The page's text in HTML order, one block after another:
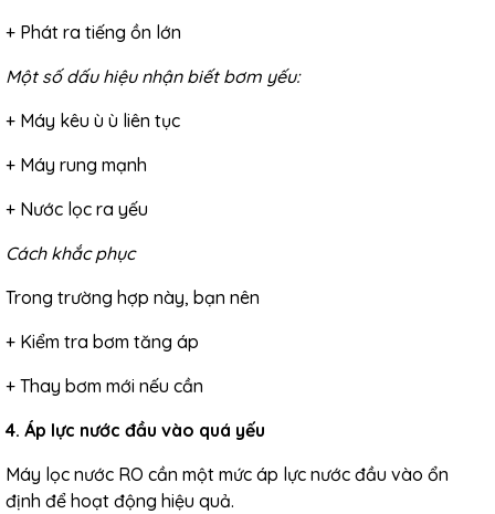
+ Phát ra tiếng ồn lớn
Một số dấu hiệu nhận biết bơm yếu:
+ Máy kêu ù ù liên tục
+ Máy rung mạnh
+ Nước lọc ra yếu
Cách khắc phục
Trong trường hợp này, bạn nên
+ Kiểm tra bơm tăng áp
+ Thay bơm mới nếu cần
4. Áp lực nước đầu vào quá yếu
Máy lọc nước RO cần một mức áp lực nước đầu vào ổn
định để hoạt động hiệu quả.